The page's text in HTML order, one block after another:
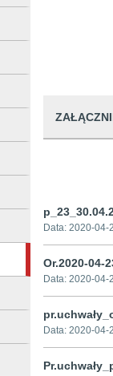
Data: 2020-04-
Or.2020-04-
Data: 2020-04-
Data: 2020-04-